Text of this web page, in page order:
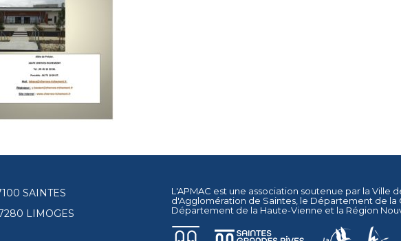
SAINTES
LIMOGES
L'APMAC est une association soutenue par la Ville
d'Agglomération de Saintes , le Département de la
Département de la Haute-Vienne et la Région